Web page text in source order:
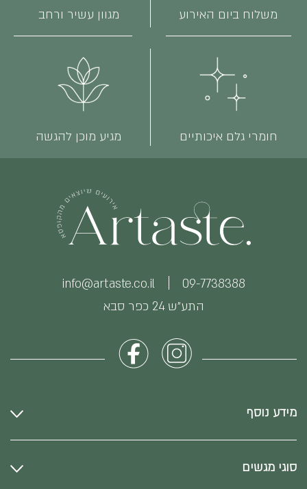
משלוח ביום האירוע מגוון עשיר ורחב
חומרי גלם איכותיים מגיע מוכן להגשה
התע״ש 24 כפר סבא
09-7738388
info@artaste.co.il
מידע נוסף
סוגי מגשים